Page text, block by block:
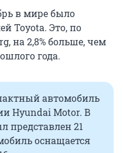
в мире было
Toyota. Это, по
на 2,8% больше, чем
года.
автомобиль
Hyundai Motor. В
представлен 21
оснащается